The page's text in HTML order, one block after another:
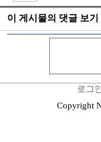
이 게시물의 댓글 보기
로그인
Copyright